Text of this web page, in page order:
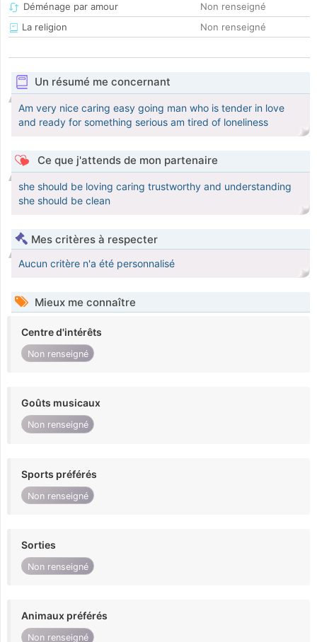
Déménage par amour
Non renseigné
La religion
Non renseigné
Un résumé me concernant
Am very nice caring easy going man who is tender in love
and ready for something serious am tired of loneliness
Ce que j'attends de mon partenaire
she should be loving caring trustworthy and understanding
she should be clean
Mes critères à respecter
Aucun critère n'a été personnalisé
Mieux me connaître
Centre d'intérêts
Non renseigné
Goûts musicaux
Non renseigné
Sports préférés
Non renseigné
Sorties
Non renseigné
Animaux préférés
Non renseigné